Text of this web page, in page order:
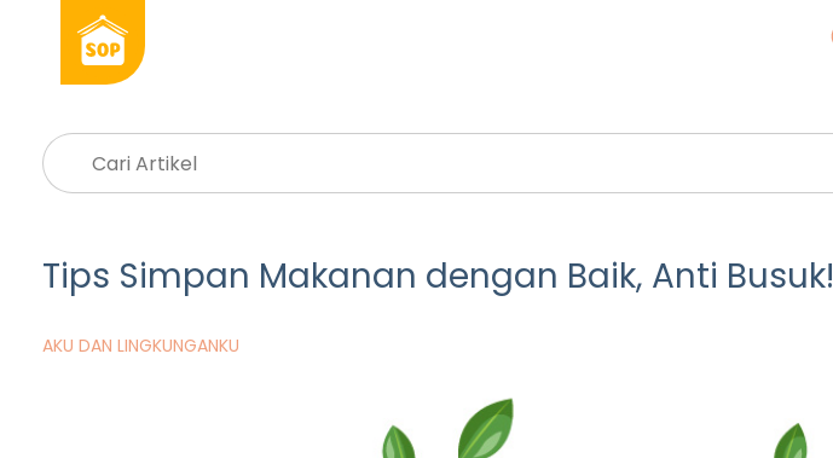
Tips Simpan Makanan dengan Baik, Anti Busuk!
AKU DAN LINGKUNGANKU